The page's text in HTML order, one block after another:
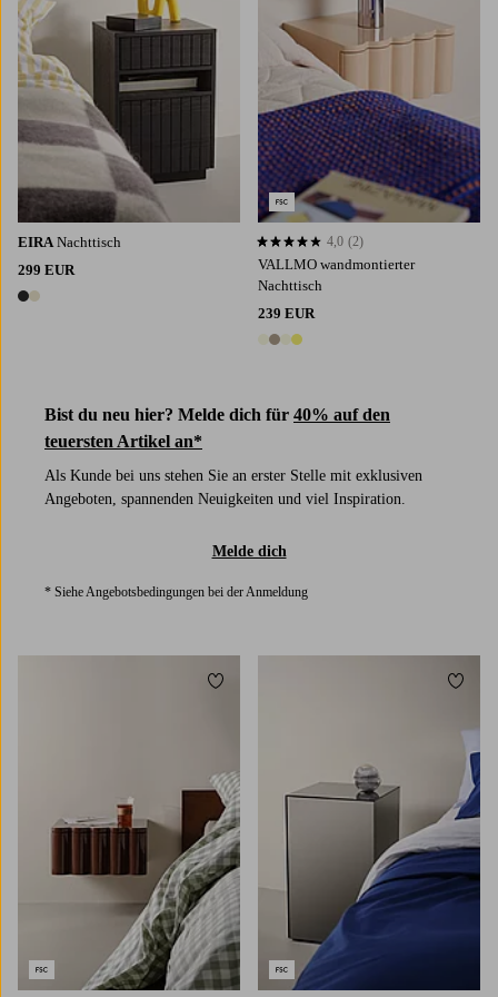
EIRA Nachttisch
299 EUR
2 Farben
VALLMO wandmontierter
Nachttisch
239 EUR
4 Farben
4,0 basierend auf 2 Bewertungen
4,0 (2)
Bist du neu hier? Melde dich für 40% auf den
teuersten Artikel an*
Als Kunde bei uns stehen Sie an erster Stelle mit exklusiven
Angeboten, spannenden Neuigkeiten und viel Inspiration.
Melde dich
* Siehe Angebotsbedingungen bei der Anmeldung
Zu Favoriten hinzufügen Zu